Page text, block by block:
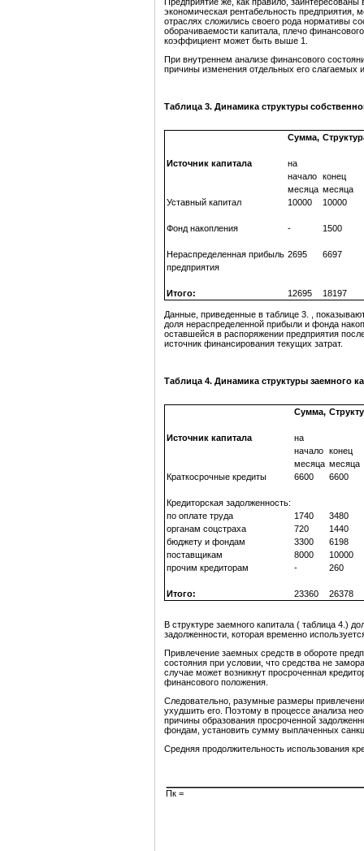
экономическая рентабельность предприятия,
отраслях сложились своего рода нормативы
оборачиваемости капитала, плечо
коэффициент может быть выше 1.
При внутреннем анализе финансового
причины изменения отдельных его слагаемых
Таблица 3. Динамика структуры
Сумма,
Источник капитала
на
начало конец
месяца месяца
Уставный капитал
10000 10000
Фонд накопления - 1500
Нераспределенная прибыль 2695
6697
предприятия
Итого: 12695 18197
Данные, приведенные в таблице 3. ,
доля нераспределенной прибыли и фонда
оставшейся в распоряжении предприятия
источник финансирования текущих затрат.
Таблица 4. Динамика структуры заемного
Сумма,
Источник капитала
на
начало конец
месяца месяца
Краткосрочные кредиты
6600 6600
Кредиторская задолженность:
по оплате труда
1740
3480
органам соцстраха
720
1440
бюджету и фондам
3300
6198
поставщикам
8000
10000
прочим кредиторам
- 260
Итого: 23360 26378
В структуре заемного капитала ( таблица 4.)
задолженности, которая временно
Привлечение заемных средств в обороте
состояния при условии, что средства не
случае может возникнут просроченная
финансового положения.
Следовательно, разумные размеры
ухудшить его. Поэтому в процессе анализа
причины образования просроченной
фондам, установить сумму выплаченных
Средняя продолжительность использования
Пк =